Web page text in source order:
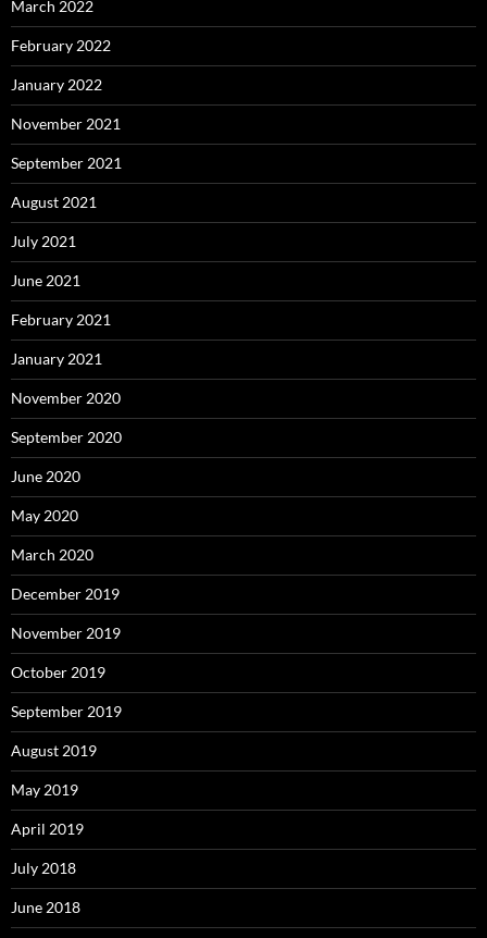
March 2022
February 2022
January 2022
November 2021
September 2021
August 2021
July 2021
June 2021
February 2021
January 2021
November 2020
September 2020
June 2020
May 2020
March 2020
December 2019
November 2019
October 2019
September 2019
August 2019
May 2019
April 2019
July 2018
June 2018